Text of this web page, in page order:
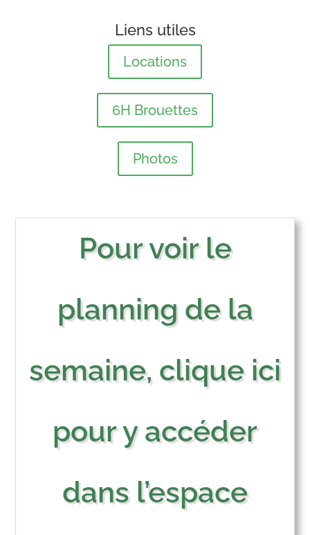
Liens utiles
Locations
6H Brouettes
Photos
Pour voir le
planning de la
semaine, clique ici
pour y accéder
dans l’espace